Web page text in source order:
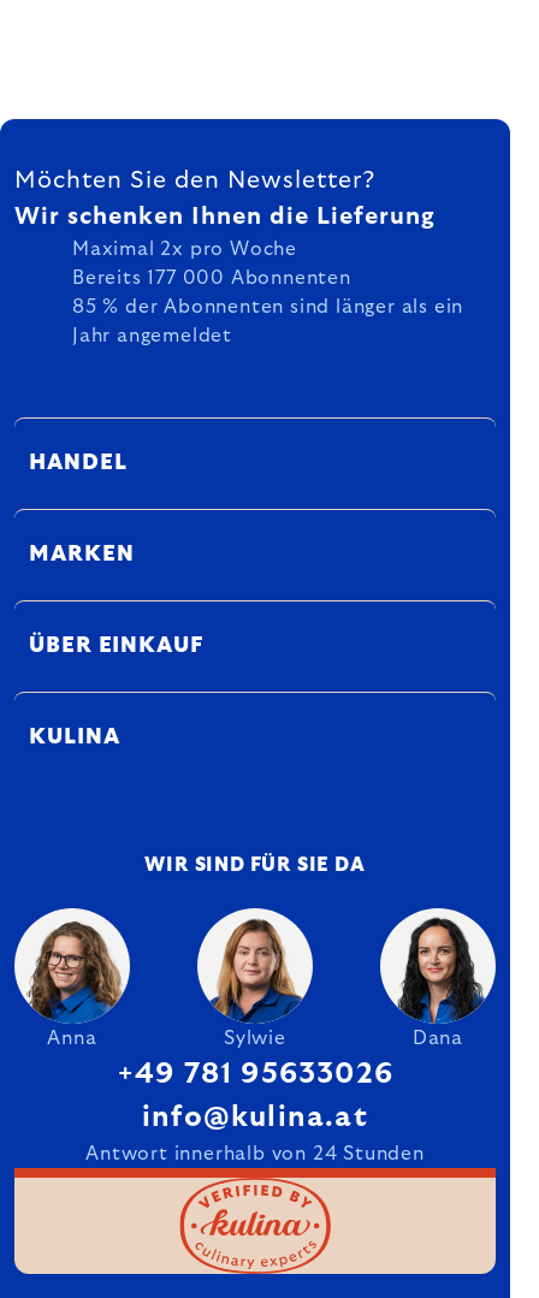
FUSSZEILE
Möchten Sie den Newsletter?
Wir schenken Ihnen die Lieferung
Maximal 2x pro Woche
Bereits 177 000 Abonnenten
85 % der Abonnenten sind länger als ein
Jahr angemeldet
HANDEL
MARKEN
ÜBER EINKAUF
KULINA
WIR SIND FÜR SIE DA
Anna Sylwie Dana
+49 781 95633026
info@kulina.at
Antwort innerhalb von 24 Stunden